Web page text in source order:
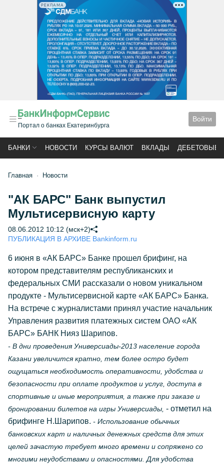
РЕКЛАМА
Портал о банках Екатеринбурга
Войти
БАНКИ НОВОСТИ КУРСЫ ВАЛЮТ ВКЛАДЫ ДЕБЕТОВЫЕ
Главная Новости
"АК БАРС" Банк выпустил
Мультисервисную карту
08.06.2012 10:12 (мск+2)
ПУБЛИКАЦИЯ В АРХИВЕ Bankinform.ru
6 июня в «АК БАРС» Банке прошел брифинг, на
котором представителям республиканских и
федеральных СМИ рассказали о новом уникальном
продукте - Мультисервисной карте «АК БАРС» Банка.
На встрече с журналистами принял участие начальник
Управления развития платежных систем ОАО «АК
БАРС» БАНК Нияз Шарипов.
- В дни проведения Универсиады-2013 население города
Казани увеличится кратно, тем более остро будет
ощущаться необходимость оперативности, удобства и
безопасности при оплате продуктов и услуг, доступа в
спортивные и иные мероприятия, а также при заказе и
бронировании билетов на игры Универсиады, - отметил на
брифинге Н.Шарипов. - Использование обычных
банковских карт и наличных денежных средств для этих
целей зачастую требует много времени и сопряжено со
многими неудобствами и опасностями. Для удобства